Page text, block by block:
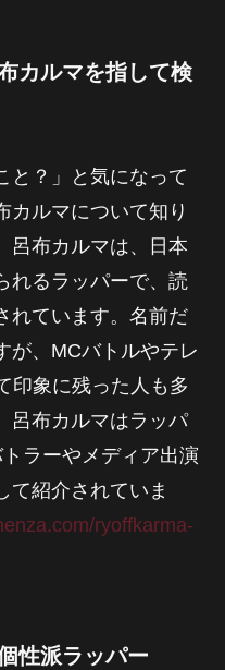
カルマを指して検
と？」と気になって
カルマについて知り
呂布カルマは、日本
れるラッパーで、読
れています。名前だ
が、MCバトルやテレ
印象に残った人も多
呂布カルマはラッパ
ラーやメディア出演
て紹介されていま
ryoffkarma-
性派ラッパー